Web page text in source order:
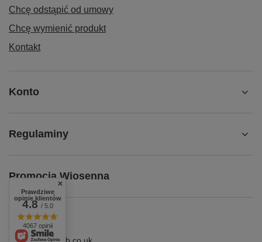
Chcę odstąpić od umowy
Chcę wymienić produkt
Kontakt
Konto
Regulaminy
Promocja Wiosenna
Prawdziwe
opinie klientów
4.8/ 5.0
4067 opinii